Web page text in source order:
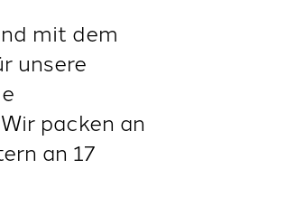
mit dem
unsere
packen an
an 17